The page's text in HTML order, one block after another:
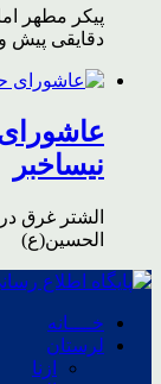
پیکر مطهر
دقایقی پیش
نیساخبر
الشتر غرق
الحسین(ع)
خــــانه
لرستان
ازنا